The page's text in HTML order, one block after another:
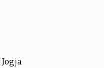
Jogja